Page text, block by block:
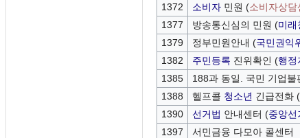
1372
소비자민원 (소비자상담
1377
방송통신심의 민원 (미래
1379
정부민원안내 (국민권익
1382
주민등록 진위확인 (행정
1385
188과 동일. 국민 기업불
1388
헬프콜 청소년 긴급전화 (
1390 선거법 안내센터 (중앙선
1397
서민금융 다모아 콜센터